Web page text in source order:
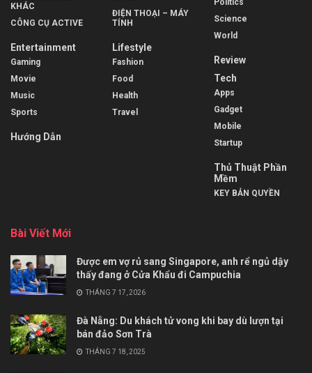
KHÁC
CÔNG CỤ ACTIVE
Entertainment
Gaming
Movie
Music
Sports
Hướng Dẫn
ĐIỆN THOẠI – MÁY
TÍNH
Lifestyle
Fashion
Food
Health
Travel
Science
World
Review
Tech
Apps
Gadget
Mobile
Startup
Thủ Thuật Phần
Mềm
KEY BẢN QUYỀN
Bài Viết Mới
Được em vợ rủ sang Singapore, anh rể ngủ dậy
thấy đang ở Cửa Khẩu đi Campuchia
THÁNG 7 17, 2026
Đà Nẵng: Du khách tử vong khi bay dù lượn tại
bán đảo Sơn Trà
THÁNG 7 18, 2025